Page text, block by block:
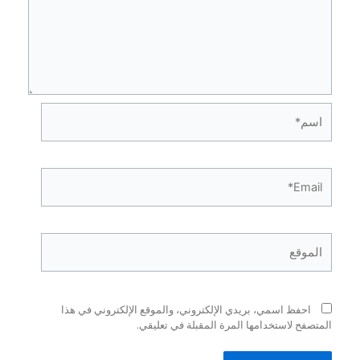
اسمي، بريدي الإلكتروني، والموقع الإلكتروني في هذا
لاستخدامها المرة المقبلة في تعليقي.